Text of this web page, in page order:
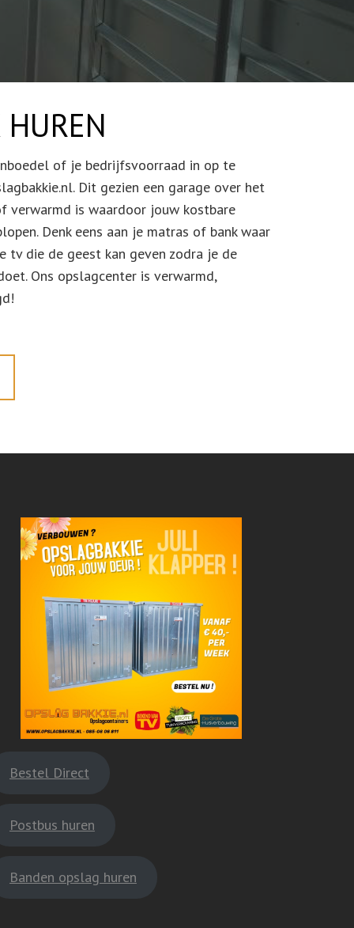
HUREN
of je bedrijfsvoorraad in op te
Dit gezien een garage over het
verwarmd is waardoor jouw kostbare
Denk eens aan je matras of bank waar
tv die de geest kan geven zodra je de
Ons opslagcenter is verwarmd,
Bestel Direct
Postbus huren
Banden opslag huren